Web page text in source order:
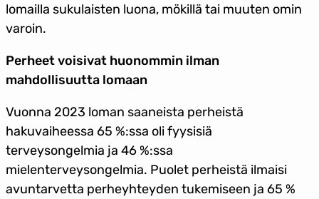
lomailla sukulaisten luona, mökillä tai muuten omin
varoin.
Perheet voisivat huonommin ilman
mahdollisuutta lomaan
Vuonna 2023 loman saaneista perheistä
hakuvaiheessa 65 %:ssa oli fyysisiä
terveysongelmia ja 46 %:ssa
mielenterveysongelmia. Puolet perheistä ilmaisi
avuntarvetta perheyhteyden tukemiseen ja 65 %